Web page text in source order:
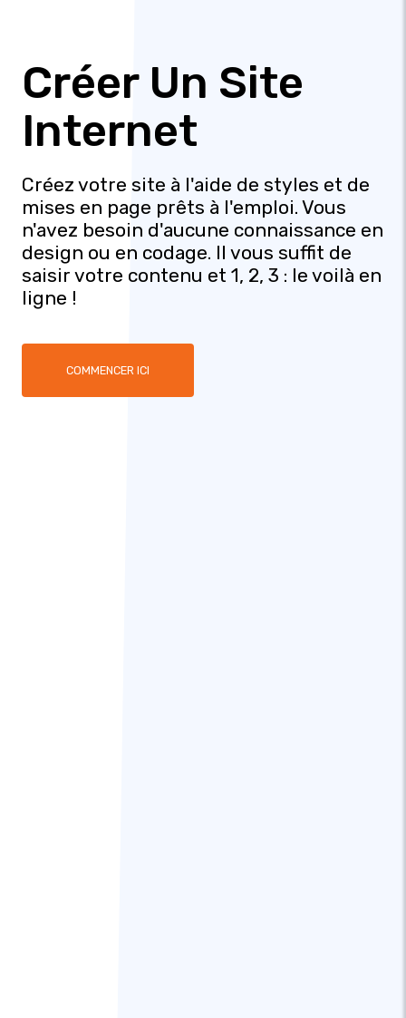
Créer Un Site
Internet
Créez votre site à l'aide de styles et de
mises en page prêts à l'emploi. Vous
n'avez besoin d'aucune connaissance en
design ou en codage. Il vous suffit de
saisir votre contenu et 1, 2, 3 : le voilà en
ligne !
COMMENCER ICI